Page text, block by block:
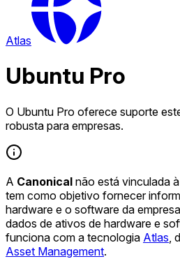
Atlas
Ubuntu Pro
O Ubuntu Pro oferece suporte
robusta para empresas.
A Canonical não está vinculada
tem como objetivo fornecer
hardware e o software da
dados de ativos de hardware e
funciona com a tecnologia Atlas ,
Asset Management.